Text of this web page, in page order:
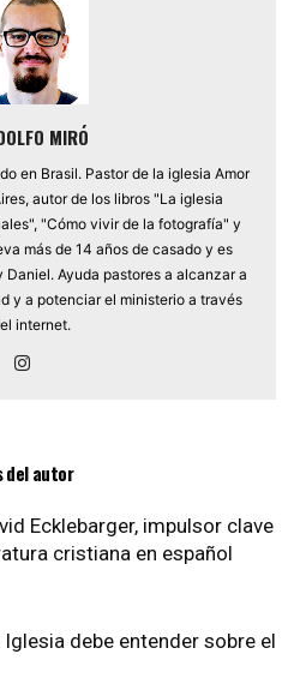
MIRÓ
en Brasil. Pastor de la iglesia Amor
autor de los libros "La iglesia
"Cómo vivir de la fotografía" y
más de 14 años de casado y es
Daniel. Ayuda pastores a alcanzar a
y a potenciar el ministerio a través
internet.
del autor
Ecklebarger, impulsor clave
cristiana en español
Iglesia debe entender sobre el